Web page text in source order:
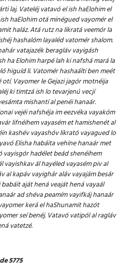
laj. Vateléj vatavó el ish haElohim el
haElohim otá minégued vayomér el
haláz. Atá rutz na likratá veemór la
hashalóm layaléd vatomér shalom.
vatajazék beragláv vayigásh
ha Elohim harpé lah ki nafshá mará la
higuíd li. Vatomér hashaálti ben meét
otí. Vayomer le Gejazi jagór motnéija
ki timtzá ish lo tevarjenú vecjí
mishantí al penéi hanaár.
vejéi nafshéja im eezvéka vayakóm
lifnéihem vayasém et hamishenét al
kashév vayashóv likrató vayagued lo
Elisha habáita vehíne hanaár met
vayisgór hadélet beád shenéihem
vayishkav ál hayéled vayasém piv al
al kapáv vayighár aláv vayajám besár
aját hená veaját hená vayaál
ad shéva peamím vayifkáj hanaár
kerá el haShunamit hazót
seí benéj. Vatavó vatipól al ragláv
vatetzé.
5775